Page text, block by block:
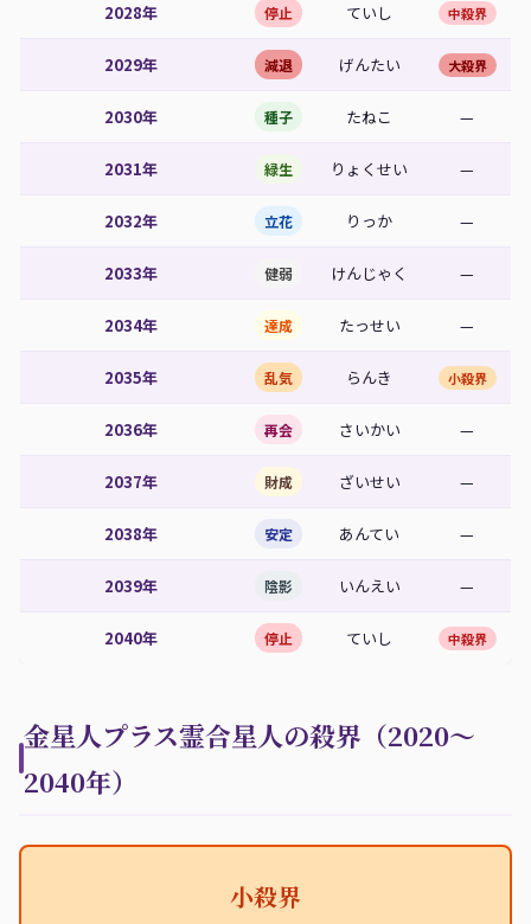
2028年 停止 ていし 中殺界
2029年 減退 げんたい 大殺界
2030年 種子 たねこ —
2031年 緑生 りょくせい —
2032年 立花 りっか —
2033年 健弱 けんじゃく —
2034年 達成 たっせい —
2035年 乱気 らんき 小殺界
2036年 再会 さいかい —
2037年 財成 ざいせい —
2038年 安定 あんてい —
2039年 陰影 いんえい —
2040年 停止 ていし 中殺界
金星人プラス霊合星人の殺界（2020〜
2040年）
小殺界